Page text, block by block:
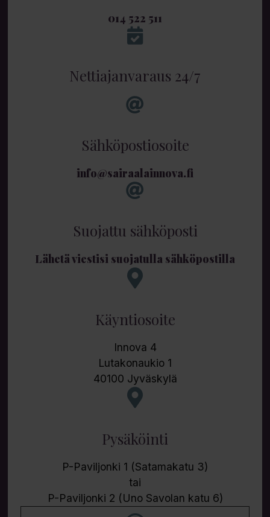
014 522 511
Nettiajanvaraus 24/7
Sähköpostiosoite
info@sairaalainnova.fi
Suojattu sähköposti
Lähetä viestisi suojatulla sähköpostilla
Käyntiosoite
Innova 4
Lutakonaukio 1
40100 Jyväskylä
Pysäköinti
P-Paviljonki 1 (Satamakatu 3)
tai
P-Paviljonki 2 (Uno Savolan katu 6)